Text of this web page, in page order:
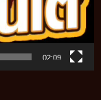
02:09